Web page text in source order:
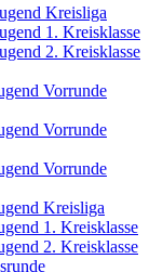
Kreisliga
1. Kreisklasse
2. Kreisklasse
Vorrunde
Vorrunde
Vorrunde
Kreisliga
1. Kreisklasse
2. Kreisklasse